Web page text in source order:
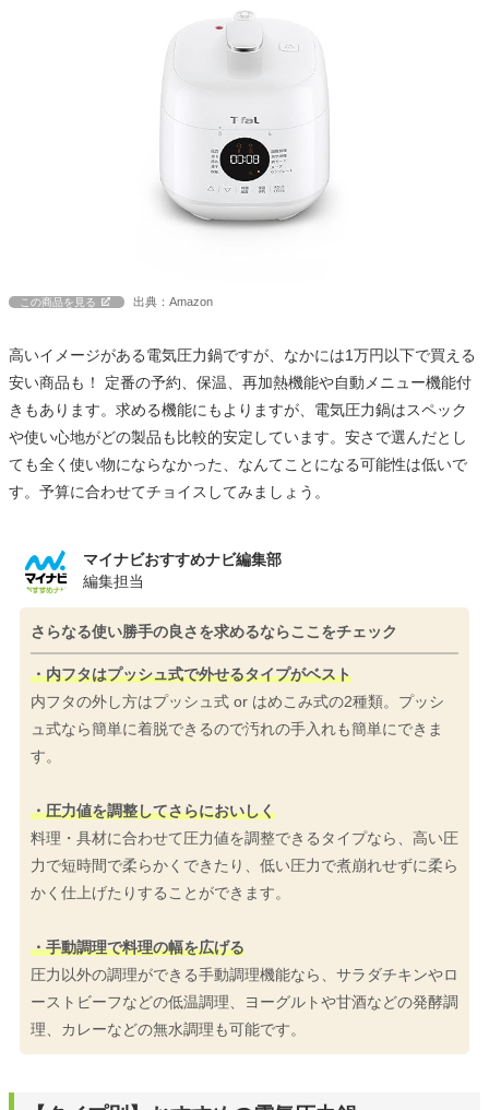
この商品を見る 出典：Amazon
高いイメージがある電気圧力鍋ですが、なかには1万円以下で買える
安い商品も！ 定番の予約、保温、再加熱機能や自動メニュー機能付
きもあります。求める機能にもよりますが、電気圧力鍋はスペック
や使い心地がどの製品も比較的安定しています。安さで選んだとし
ても全く使い物にならなかった、なんてことになる可能性は低いで
す。予算に合わせてチョイスしてみましょう。
マイナビおすすめナビ編集部
編集担当
さらなる使い勝手の良さを求めるならここをチェック
・内フタはプッシュ式で外せるタイプがベスト
内フタの外し方はプッシュ式 or はめこみ式の2種類。プッシ
ュ式なら簡単に着脱できるので汚れの手入れも簡単にできま
す。
・圧力値を調整してさらにおいしく
料理・具材に合わせて圧力値を調整できるタイプなら、高い圧
力で短時間で柔らかくできたり、低い圧力で煮崩れせずに柔ら
かく仕上げたりすることができます。
・手動調理で料理の幅を広げる
圧力以外の調理ができる手動調理機能なら、サラダチキンやロ
ーストビーフなどの低温調理、ヨーグルトや甘酒などの発酵調
理、カレーなどの無水調理も可能です。